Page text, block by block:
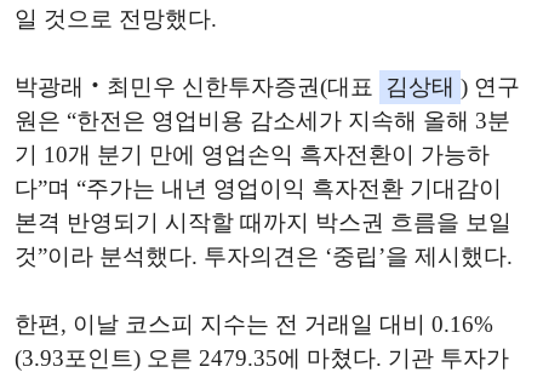
일 것으로 전망했다.
박광래‧최민우 신한투자증권(대표 김상태 ) 연구
원은 “한전은 영업비용 감소세가 지속해 올해 3분
기 10개 분기 만에 영업손익 흑자전환이 가능하
다”며 “주가는 내년 영업이익 흑자전환 기대감이
본격 반영되기 시작할 때까지 박스권 흐름을 보일
것”이라 분석했다. 투자의견은 ‘중립’을 제시했다.
한편, 이날 코스피 지수는 전 거래일 대비 0.16%
(3.93포인트) 오른 2479.35에 마쳤다. 기관 투자가